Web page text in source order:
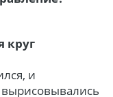
круг
и